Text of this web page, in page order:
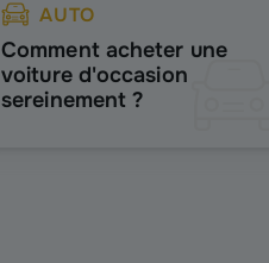
AUTO
Comment acheter une
voiture d'occasion
sereinement ?